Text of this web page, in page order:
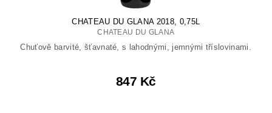
CHATEAU DU GLANA 2018, 0,75L
CHATEAU DU GLANA
Chuťově barvité, šťavnaté, s lahodnými, jemnými tříslovinami.
847 Kč